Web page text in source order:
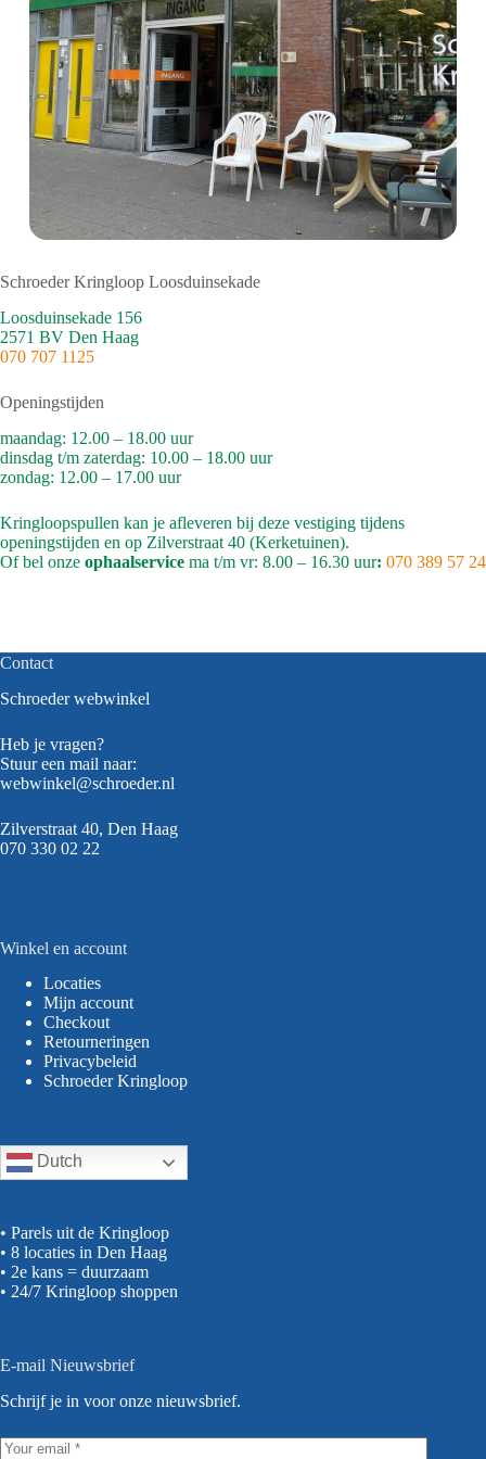
Schroeder Kringloop Loosduinsekade
Loosduinsekade 156
2571 BV Den Haag
070 707 1125
Openingstijden
maandag: 12.00 – 18.00 uur
dinsdag t/m zaterdag: 10.00 – 18.00 uur
zondag: 12.00 – 17.00 uur
Kringloopspullen kan je afleveren bij deze vestiging tijdens
openingstijden en op Zilverstraat 40 (Kerketuinen).
Of bel onze ophaalservice ma t/m vr: 8.00 – 16.30 uur: 070 389 57 24
Contact
Schroeder webwinkel
Heb je vragen?
Stuur een mail naar:
webwinkel@schroeder.nl
Zilverstraat 40, Den Haag
070 330 02 22
Winkel en account
Locaties
Mijn account
Checkout
Retourneringen
Privacybeleid
Schroeder Kringloop
Dutch
• Parels uit de Kringloop
• 8 locaties in Den Haag
• 2e kans = duurzaam
• 24/7 Kringloop shoppen
E-mail Nieuwsbrief
Schrijf je in voor onze nieuwsbrief.